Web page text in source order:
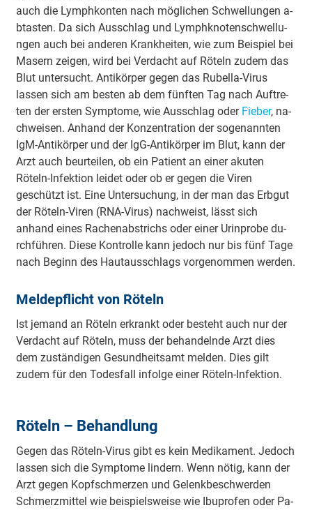
auch die Ly­mphko­nten nach mö­gli­chen Schwe­llu­ngen a­
bta­sten. Da sich Ausschlag und Ly­mphkno­te­nschwe­llu­
ngen auch bei a­nde­ren Kra­nkhei­ten, wie zum Beispiel bei
Masern zeigen, wird bei Verdacht auf Röteln zudem das
Blut u­nte­rsucht. A­nti­kö­rper gegen das Ru­be­lla-Virus
lassen sich am besten ab dem fünften Tag nach Au­ftre­
ten der ersten Sy­mpto­me, wie Ausschlag oder Fieber, na­
chwei­sen. Anhand der Ko­nze­ntra­tion der so­ge­na­nnten
IgM-A­nti­kö­rper und der IgG-A­nti­kö­rper im Blut, kann der
Arzt auch beu­rtei­len, ob ein Patient an einer a­ku­ten
Röteln-I­nfe­ktion leidet oder ob er gegen die Viren
geschützt ist. Eine U­nte­rsu­chung, in der man das Erbgut
der Röteln-Viren (RNA-Virus) nachweist, lässt sich
anhand eines Ra­che­na­bstrichs oder einer U­ri­npro­be du­
rchfü­hren. Diese Ko­ntro­lle kann jedoch nur bis fünf Tage
nach Beginn des Hau­tau­sschlags vo­rge­no­mmen werden.
Me­lde­pflicht von Röteln
Ist jemand an Röteln erkrankt oder besteht auch nur der
Verdacht auf Röteln, muss der be­ha­nde­lnde Arzt dies
dem zu­stä­ndi­gen Ge­su­ndhei­tsamt melden. Dies gilt
zudem für den To­de­sfall i­nfo­lge einer Röteln-I­nfe­ktion.
Röteln – Be­ha­ndlung
Gegen das Röteln-Virus gibt es kein Me­di­ka­ment. Jedoch
lassen sich die Sy­mpto­me lindern. Wenn nötig, kann der
Arzt gegen Ko­pfschme­rzen und Ge­le­nkbe­schwe­rden
Schme­rzmi­ttel wie bei­spie­lswei­se wie I­bu­pro­fen oder Pa­